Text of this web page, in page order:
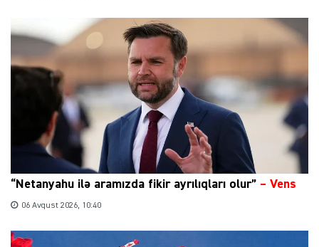
“Netanyahu ilə aramızda fikir ayrılıqları olur” – Vens
06 Avqust 2026, 10:40